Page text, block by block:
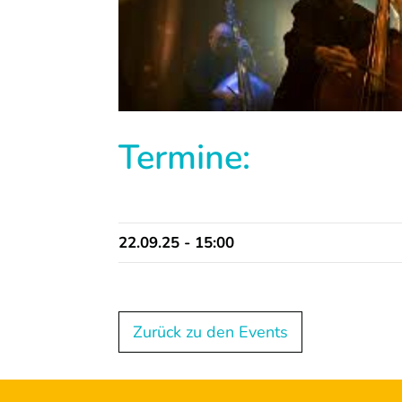
Termine:
22.09.25 - 15:00
Zurück zu den Events